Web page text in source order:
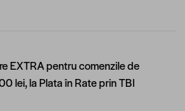
EXTRA pentru comenzile de
lei, la Plata în Rate prin TBI